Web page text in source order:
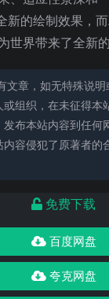
新的绘制效果，
世界带来了全新
文章，如无特殊说
组织，在未征得本
布本站内容到任何
容侵犯了原著者的
免费下载
百度网盘
夸克网盘